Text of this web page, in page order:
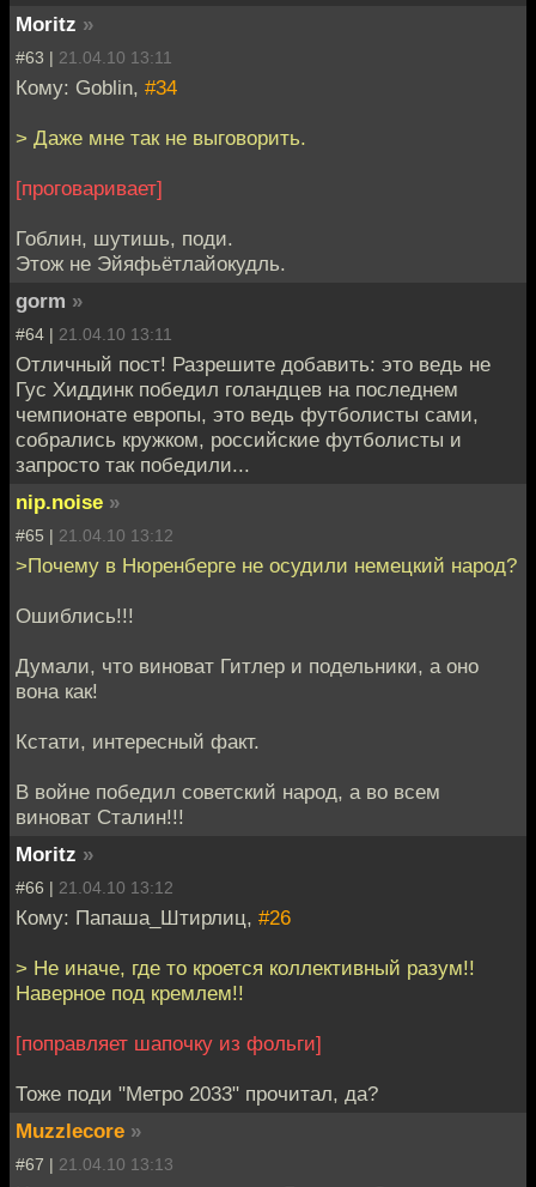
Moritz »
#63 | 21.04.10 13:11
Кому: Goblin, #34
> Даже мне так не выговорить.
[проговаривает]
Гоблин, шутишь, поди.
Этож не Эйяфьётлайокудль.
gorm »
#64 | 21.04.10 13:11
Отличный пост! Разрешите добавить: это ведь не
Гус Хиддинк победил голандцев на последнем
чемпионате европы, это ведь футболисты сами,
собрались кружком, российские футболисты и
запросто так победили...
nip.noise »
#65 | 21.04.10 13:12
>Почему в Нюренберге не осудили немецкий народ?
Ошиблись!!!
Думали, что виноват Гитлер и подельники, а оно
вона как!
Кстати, интересный факт.
В войне победил советский народ, а во всем
виноват Сталин!!!
Moritz »
#66 | 21.04.10 13:12
Кому: Папаша_Штирлиц, #26
> Не иначе, где то кроется коллективный разум!!
Наверное под кремлем!!
[поправляет шапочку из фольги]
Тоже поди "Метро 2033" прочитал, да?
Muzzlecore »
#67 | 21.04.10 13:13